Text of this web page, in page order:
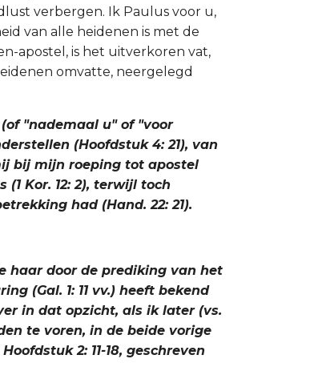
verbergen. Ik Paulus voor u,
van alle heidenen is met de
apostel, is het uitverkoren vat,
omvatte, neergelegd
"nademaal u" of "voor
(Hoofdstuk 4: 21), van
bij mijn roeping tot apostel
Kor. 12: 2), terwijl toch
had (Hand. 22: 21).
haar door de prediking van het
(Gal. 1: 11 vv.) heeft bekend
in dat opzicht, als ik later (vs.
te voren, in de beide vorige
2: 11-18, geschreven